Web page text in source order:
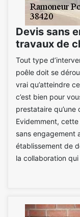
Devis sans
travaux de
Tout type
poêle doit se
vrai qu’atteindre
c’est bien pour
prestataire
Evidemment,
sans engagement
établissement de
la collaboration